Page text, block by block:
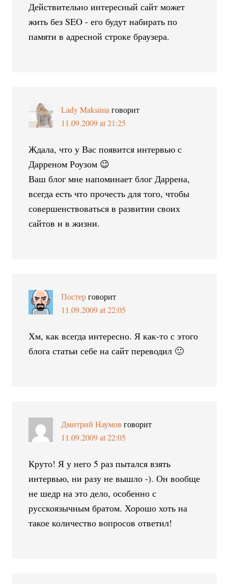
Действительно интересный сайт может
жить без SEO - его будут набирать по
памяти в адресной строке браузера.
Lady Maksima говорит
11.09.2009 at 21:25
Ждала, что у Вас появится интервью с
Дарреном Роузом 😉
Ваш блог мне напоминает блог Даррена,
всегда есть что прочесть для того, чтобы
совершенствоваться в развитии своих
сайтов и в жизни.
Постер говорит
11.09.2009 at 22:05
Хм, как всегда интересно. Я как-то с этого
блога статьи себе на сайт переводил 🙂
Дмитрий Наумов говорит
11.09.2009 at 22:05
Круто! Я у него 5 раз пытался взять
интервью, ни разу не вышло -). Он вообще
не шедр на это дело, особенно с
русскоязычным братом. Хорошо хоть на
такое количество вопросов ответил!